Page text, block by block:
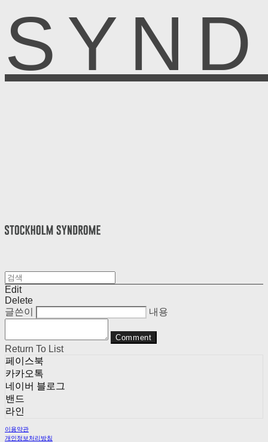
Edit
Delete
글쓴이
내용
Comment
Return To List
페이스북
카카오톡
네이버 블로그
밴드
라인
이용약관
개인정보처리방침